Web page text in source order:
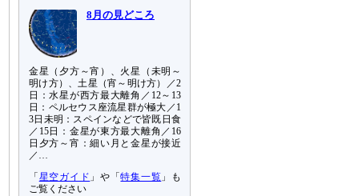
8月の見どころ
金星（夕方～宵）、火星（未明～
明け方）、土星（宵～明け方）／2
日：水星が西方最大離角／12～13
日：ペルセウス座流星群が極大／1
3日未明：スペインなどで皆既日食
／15日：金星が東方最大離角／16
日夕方～宵：細い月と金星が接近
／…
「 星空ガイド 」や「特集一覧 」も
ご覧ください